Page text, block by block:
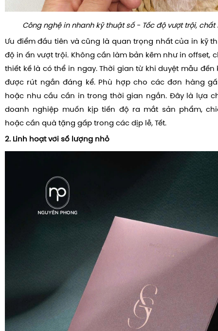
Công nghệ in nhanh kỹ thuật số - Tốc độ vượt trội,
Ưu điểm đầu tiên và cũng là quan trọng nhất của in kỹ
độ in ấn vượt trội. Không cần làm bản kẽm như in offset,
thiết kế là có thể in ngay. Thời gian từ khi duyệt mẫu
được rút ngắn đáng kể. Phù hợp cho các đơn hàng
hoặc nhu cầu cần in trong thời gian ngắn. Đây là lựa
doanh nghiệp muốn kịp tiến độ ra mắt sản phẩm,
hoặc cần quà tặng gấp trong các dịp lễ, Tết.
2. Linh hoạt với số lượng nhỏ